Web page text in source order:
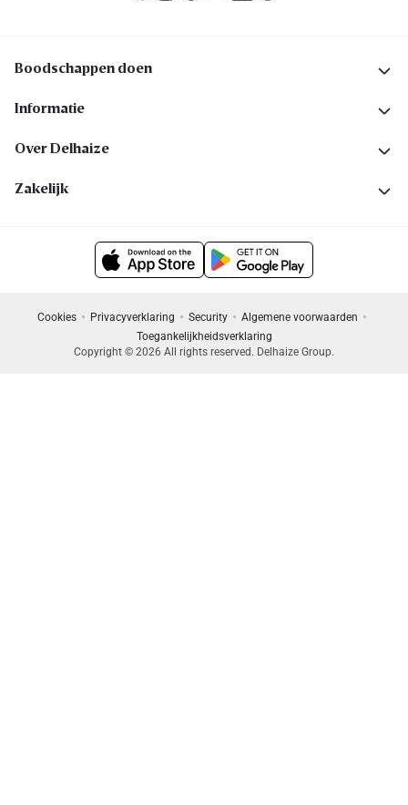
Boodschappen doen
Informatie
Over Delhaize
Zakelijk
Cookies Privacyverklaring Security
Algemene voorwaarden
Toegankelijkheidsverklaring
Copyright © 2026 All rights reserved. Delhaize Group.